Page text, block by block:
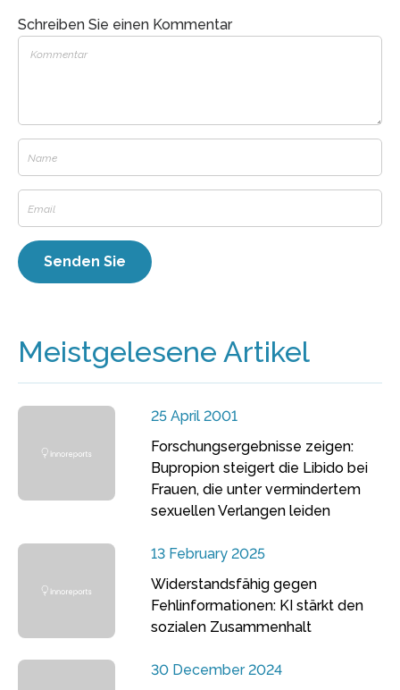
Schreiben Sie einen Kommentar
Meistgelesene Artikel
25 April 2001
Forschungsergebnisse zeigen:
Bupropion steigert die Libido bei
Frauen, die unter vermindertem
sexuellen Verlangen leiden
13 February 2025
Widerstandsfähig gegen
Fehlinformationen: KI stärkt den
sozialen Zusammenhalt
30 December 2024